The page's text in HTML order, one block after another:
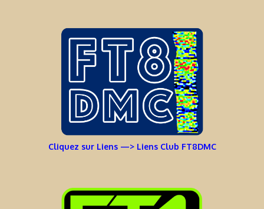
Cliquez sur Liens —> Liens Club FT8DMC